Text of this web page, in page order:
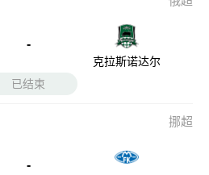
-
克拉斯诺达尔
已结束
挪超
-